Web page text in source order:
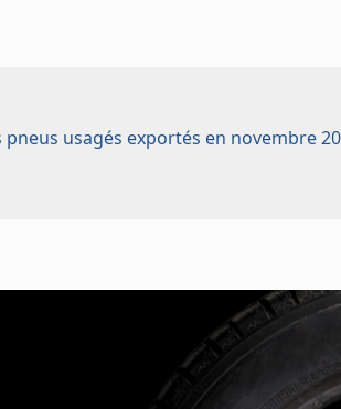
pneus usagés exportés en novembre